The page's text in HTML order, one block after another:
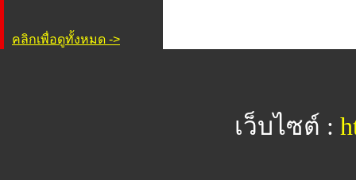
คลิกเพื่อดูทั้งหมด ->
เว็บไซต์ :